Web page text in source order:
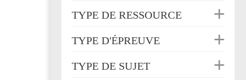
TYPE DE RESSOURCE
TYPE D'ÉPREUVE
TYPE DE SUJET